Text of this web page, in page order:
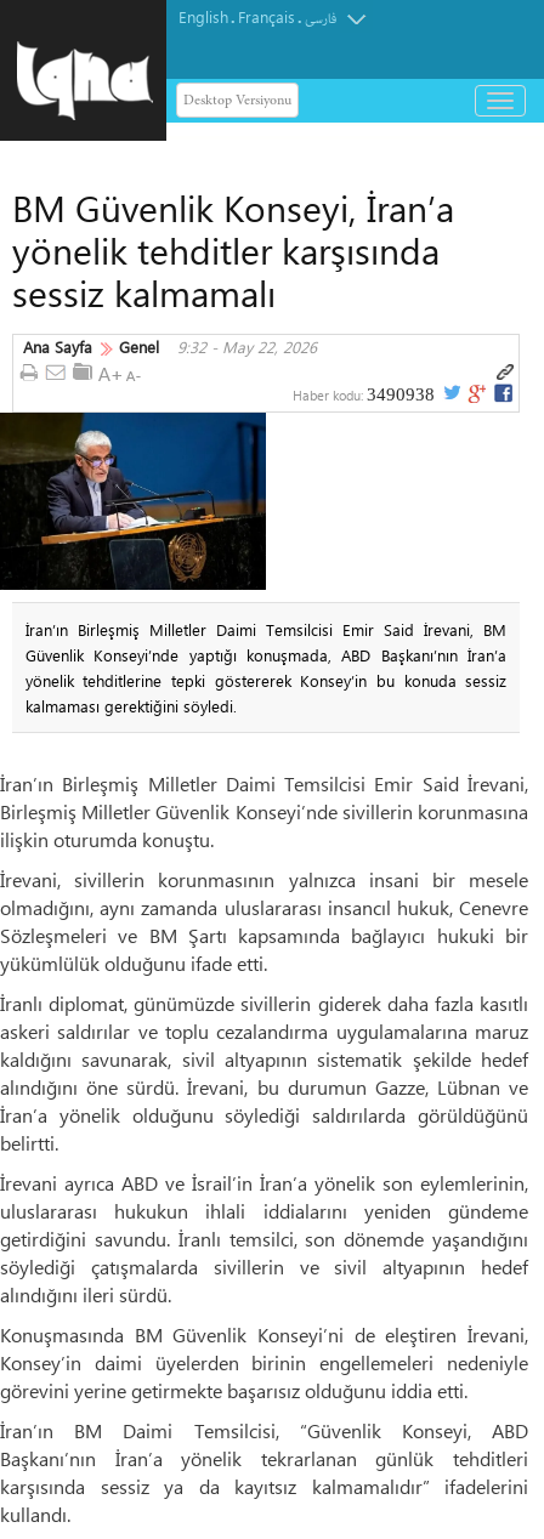
English. Français.فارسی
Desktop Versiyonu
باز
و
BM Güvenlik Konseyi, İran’a
yönelik tehditler karşısında
sessiz kalmamalı
Ana Sayfa Genel 9:32 - May 22, 2026
Haber kodu: 3490938
İran’ın Birleşmiş Milletler Daimi Temsilcisi Emir Said İrevani, BM
Güvenlik Konseyi’nde yaptığı konuşmada, ABD Başkanı’nın İran’a
yönelik tehditlerine tepki göstererek Konsey’in bu konuda sessiz
kalmaması gerektiğini söyledi.
İran’ın Birleşmiş Milletler Daimi Temsilcisi Emir Said İrevani,
Birleşmiş Milletler Güvenlik Konseyi’nde sivillerin korunmasına
ilişkin oturumda konuştu.
İrevani, sivillerin korunmasının yalnızca insani bir mesele
olmadığını, aynı zamanda uluslararası insancıl hukuk, Cenevre
Sözleşmeleri ve BM Şartı kapsamında bağlayıcı hukuki bir
yükümlülük olduğunu ifade etti.
İranlı diplomat, günümüzde sivillerin giderek daha fazla kasıtlı
askeri saldırılar ve toplu cezalandırma uygulamalarına maruz
kaldığını savunarak, sivil altyapının sistematik şekilde hedef
alındığını öne sürdü. İrevani, bu durumun Gazze, Lübnan ve
İran’a yönelik olduğunu söylediği saldırılarda görüldüğünü
belirtti.
İrevani ayrıca ABD ve İsrail’in İran’a yönelik son eylemlerinin,
uluslararası hukukun ihlali iddialarını yeniden gündeme
getirdiğini savundu. İranlı temsilci, son dönemde yaşandığını
söylediği çatışmalarda sivillerin ve sivil altyapının hedef
alındığını ileri sürdü.
Konuşmasında BM Güvenlik Konseyi’ni de eleştiren İrevani,
Konsey’in daimi üyelerden birinin engellemeleri nedeniyle
görevini yerine getirmekte başarısız olduğunu iddia etti.
İran’ın BM Daimi Temsilcisi, “Güvenlik Konseyi, ABD
Başkanı’nın İran’a yönelik tekrarlanan günlük tehditleri
karşısında sessiz ya da kayıtsız kalmamalıdır” ifadelerini
kullandı.